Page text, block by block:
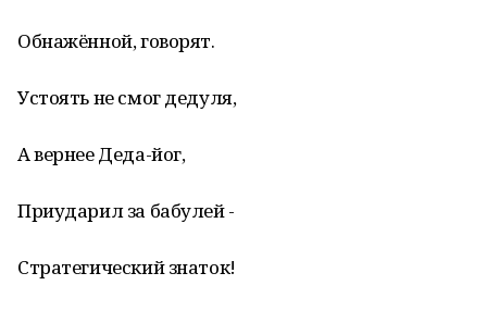
Обнажённой, говорят.
Устоять не смог дедуля,
А вернее Деда-йог,
Приударил за бабулей -
Стратегический знаток!